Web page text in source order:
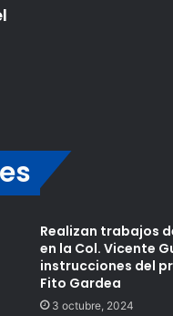
Realizan trabajos
en la Col. Vicente
instrucciones del
Fito Gardea
3 octubre, 2024